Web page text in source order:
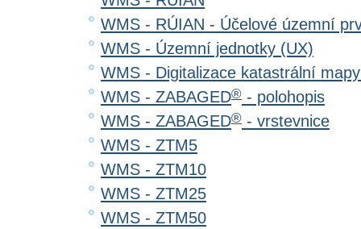
WMS - RÚIAN - Účelové územní
WMS - Územní jednotky (UX)
WMS - Digitalizace katastrální
WMS - ZABAGED® - polohopis
WMS - ZABAGED® - vrstevnice
WMS - ZTM5
WMS - ZTM10
WMS - ZTM25
WMS - ZTM50